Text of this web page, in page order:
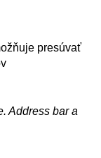
presúvať
Address bar a